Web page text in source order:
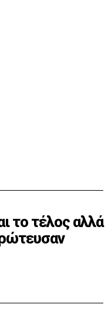
το τέλος αλλά